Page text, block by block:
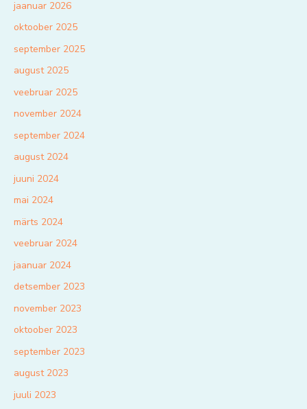
jaanuar 2026
oktoober 2025
september 2025
august 2025
veebruar 2025
november 2024
september 2024
august 2024
juuni 2024
mai 2024
märts 2024
veebruar 2024
jaanuar 2024
detsember 2023
november 2023
oktoober 2023
september 2023
august 2023
juuli 2023